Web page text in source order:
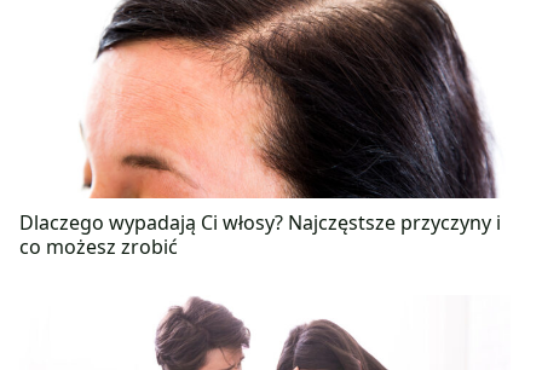
Dlaczego wypadają Ci włosy? Najczęstsze przyczyny i
co możesz zrobić